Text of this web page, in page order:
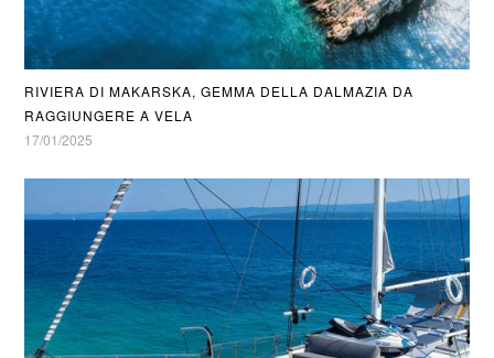
RIVIERA DI MAKARSKA, GEMMA DELLA DALMAZIA DA
RAGGIUNGERE A VELA
17/01/2025